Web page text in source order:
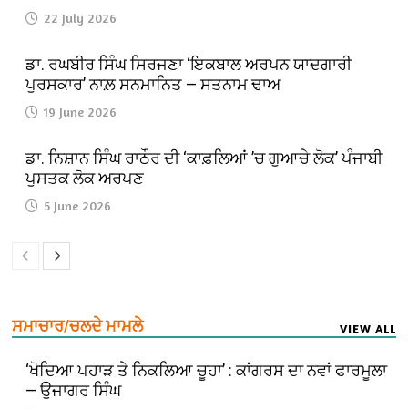
22 July 2026
ਡਾ. ਰਘਬੀਰ ਸਿੰਘ ਸਿਰਜਣਾ ‘ਇਕਬਾਲ ਅਰਪਨ ਯਾਦਗਾਰੀ
ਪੁਰਸਕਾਰ’ ਨਾਲ਼ ਸਨਮਾਨਿਤ — ਸਤਨਾਮ ਢਾਅ
19 June 2026
ਡਾ. ਨਿਸ਼ਾਨ ਸਿੰਘ ਰਾਠੌਰ ਦੀ ‘ਕਾਫ਼ਲਿਆਂ ’ਚ ਗੁਆਚੇ ਲੋਕ’ ਪੰਜਾਬੀ
ਪੁਸਤਕ ਲੋਕ ਅਰਪਣ
5 June 2026
ਸਮਾਚਾਰ/ਚਲਦੇ ਮਾਮਲੇ VIEW ALL
‘ਖੋਦਿਆ ਪਹਾੜ ਤੇ ਨਿਕਲਿਆ ਚੂਹਾ’ : ਕਾਂਗਰਸ ਦਾ ਨਵਾਂ ਫਾਰਮੂਲਾ
— ਉਜਾਗਰ ਸਿੰਘ